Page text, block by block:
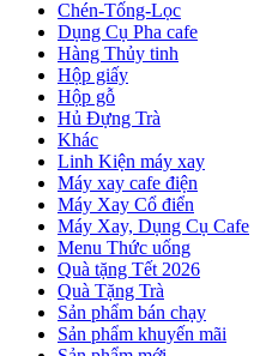
Chén-Tống-Lọc
Dụng Cụ Pha cafe
Hàng Thủy tinh
Hộp giấy
Hộp gỗ
Hủ Đựng Trà
Khác
Linh Kiện máy xay
Máy xay cafe điện
Máy Xay Cổ điển
Máy Xay, Dụng Cụ Cafe
Menu Thức uống
Quà tặng Tết 2026
Quà Tặng Trà
Sản phẩm bán chạy
Sản phẩm khuyến mãi